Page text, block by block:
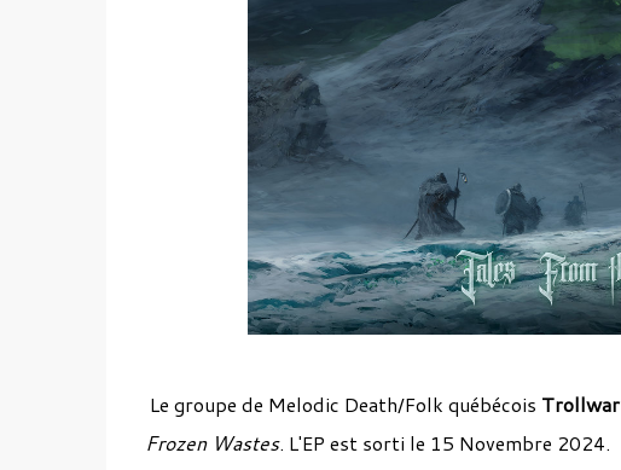
Le groupe de Melodic Death/Folk québécois Trollwar
Frozen Wastes. L'EP est sorti le 15 Novembre 2024.